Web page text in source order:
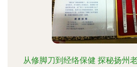
从修脚刀到经络保健 探秘扬州